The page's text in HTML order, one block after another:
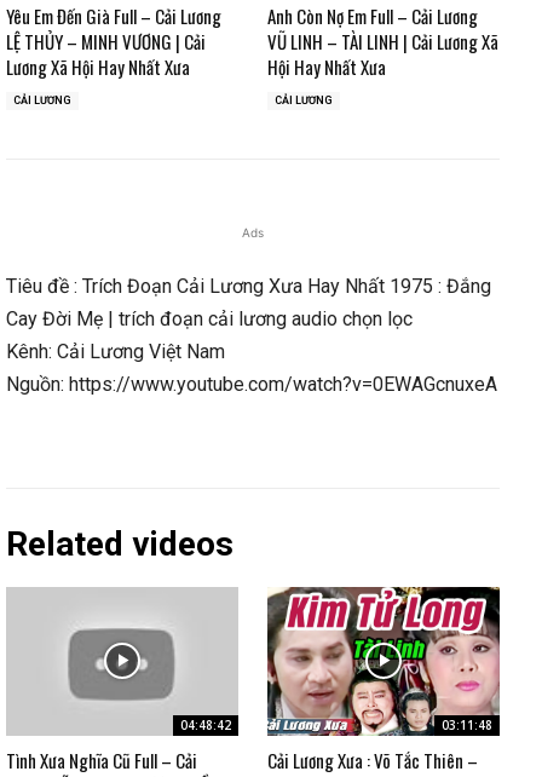
Yêu Em Đến Già Full – Cải Lương
LỆ THỦY – MINH VƯƠNG | Cải
Lương Xã Hội Hay Nhất Xưa
CẢI LƯƠNG
Anh Còn Nợ Em Full – Cải Lương
VŨ LINH – TÀI LINH | Cải Lương Xã
Hội Hay Nhất Xưa
CẢI LƯƠNG
Ads
Tiêu đề : Trích Đoạn Cải Lương Xưa Hay Nhất 1975 : Đắng
Cay Đời Mẹ | trích đoạn cải lương audio chọn lọc
Kênh: Cải Lương Việt Nam
Nguồn: https://www.youtube.com/watch?v=0EWAGcnuxeA
Related videos
04:48:42
Tình Xưa Nghĩa Cũ Full – Cải
03:11:48
Cải Lương Xưa : Võ Tắc Thiên –